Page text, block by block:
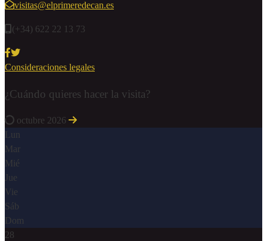
visitas@elprimeredecan.es
(+34) 622 22 13 73
Consideraciones legales
¿Cuándo quieres hacer la visita?
octubre 2026
Lun
Mar
Mié
Jue
Vie
Sáb
Dom
28